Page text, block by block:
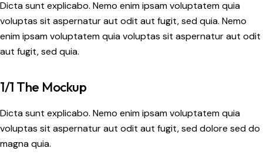
Dicta sunt explicabo. Nemo enim ipsam voluptatem quia
voluptas sit aspernatur aut odit aut fugit, sed quia. Nemo
enim ipsam voluptatem quia voluptas sit aspernatur aut odit
aut fugit, sed quia.
1/1 The Mockup
Dicta sunt explicabo. Nemo enim ipsam voluptatem quia
voluptas sit aspernatur aut odit aut fugit, sed dolore sed do
magna quia.